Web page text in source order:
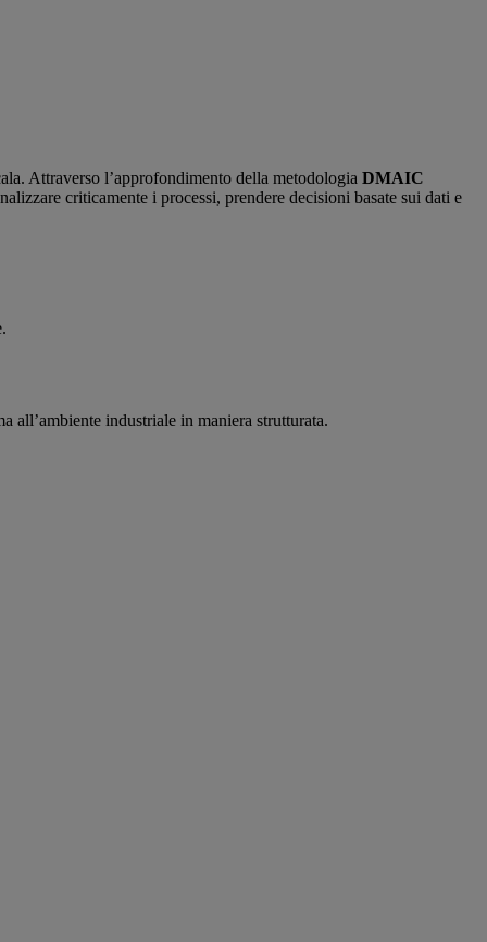
Attraverso l’approfondimento della metodologia DMAIC
criticamente i processi, prendere decisioni basate sui dati e
all’ambiente industriale in maniera strutturata.